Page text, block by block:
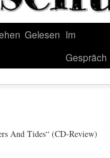
Gelesen Im
Gespräch
And Tides“ (CD-Review)